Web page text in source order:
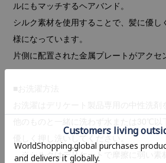
ルにもマッチするヘアバンド。
シルク素材を使用することで、髪に優し
様になっています。
片側に配置された金属プレートがアクセ
※シルクはデリケートで摩擦に弱い素